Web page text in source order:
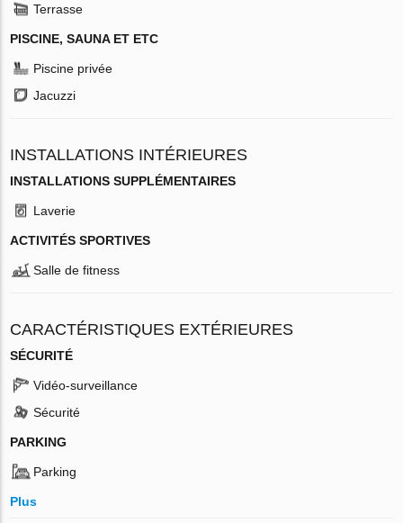
Terrasse
PISCINE, SAUNA ET ETC
Piscine privée
Jacuzzi
INSTALLATIONS INTÉRIEURES
INSTALLATIONS SUPPLÉMENTAIRES
Laverie
ACTIVITÉS SPORTIVES
Salle de fitness
CARACTÉRISTIQUES EXTÉRIEURES
SÉCURITÉ
Vidéo-surveillance
Sécurité
PARKING
Parking
Plus